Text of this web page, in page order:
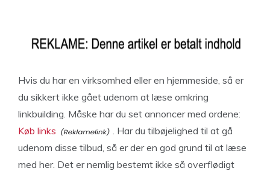
Hvis du har en virksomhed eller en hjemmeside, så er
du sikkert ikke gået udenom at læse omkring
linkbuilding. Måske har du set annoncer med ordene:
Køb links
. Har du tilbøjelighed til at gå
udenom disse tilbud, så er der en god grund til at læse
med her. Det er nemlig bestemt ikke så overflødigt